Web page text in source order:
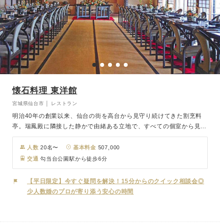
懐石料理 東洋館
宮城県仙台市 │ レストラン
明治40年の創業以来、仙台の街を高台から見守り続けてきた割烹料
亭。瑞鳳殿に隣接した静かで由緒ある立地で、すべての個室から見事
な眺望が楽しめます。家族や親族だけで落ち着いた挙式や結婚式をし
たい方に最適。木造・純和風の造りながらバリアフリー設計なので、
ご年配や車いすのゲストにも喜ばれます。
人数 20名〜 基本料金 507,000
交通 勾当台公園駅から徒歩6分
【平日限定】今すぐ疑問を解決！15分からのクイック相談会◎
少人数婚のプロが寄り添う安心の時間